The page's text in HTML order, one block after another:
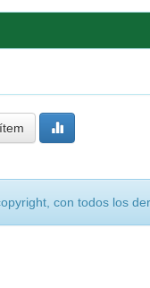
con todos los